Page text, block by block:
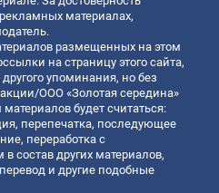
материалах,
размещенных на этом
на страницу этого сайта,
упоминания, но без
ООО «Золотая середина»
будет считаться:
перепечатка, последующее
переработка с
состав других материалов,
и другие подобные